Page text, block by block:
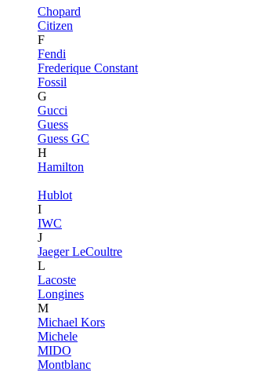
Chopard
Citizen
F
Fendi
Frederique Constant
Fossil
G
Gucci
Guess
Guess GC
H
Hamilton
Hublot
I
IWC
J
Jaeger LeCoultre
L
Lacoste
Longines
M
Michael Kors
Michele
MIDO
Montblanc